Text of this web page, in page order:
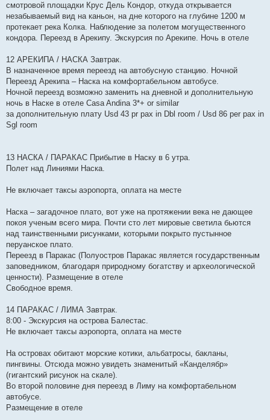
смотровой площадки Крус Дель Кондор, откуда открывается
незабываемый вид на каньон, на дне которого на глубине 1200 м
протекает река Колка. Наблюдение за полетом могущественного
кондора. Переезд в Арекипу. Экскурсия по Арекипе. Ночь в отеле
12 АРЕКИПА / НАСКА Завтрак.
В назначенное время переезд на автобусную станцию. Ночной
Переезд Арекипа – Наска на комфортабельном автобусе.
Ночной переезд возможно заменить на дневной и дополнительную
ночь в Наске в отеле Casa Andina 3*+ or similar
за дополнительную плату Usd 43 pr pax in Dbl room / Usd 86 per pax in
Sgl room
13 НАСКА / ПАРАКАС Прибытие в Наску в 6 утра.
Полет над Линиями Наска.
Не включает таксы аэропорта, оплата на месте
Наска – загадочное плато, вот уже на протяжении века не дающее
покоя ученым всего мира. Почти сто лет мировые светила бьются
над таинственными рисунками, которыми покрыто пустынное
перуанское плато.
Переезд в Паракас (Полуостров Паракас является государственным
заповедником, благодаря природному богатству и археологической
ценности). Размещение в отеле
Свободное время.
14 ПАРАКАС / ЛИМА Завтрак.
8:00 - Экскурсия на острова Балестас.
Не включает таксы аэропорта, оплата на месте
На островах обитают морские котики, альбатросы, бакланы,
пингвины. Отсюда можно увидеть знаменитый «Канделябр»
(гигантский рисунок на скале).
Во второй половине дня переезд в Лиму на комфортабельном
автобусе.
Размещение в отеле